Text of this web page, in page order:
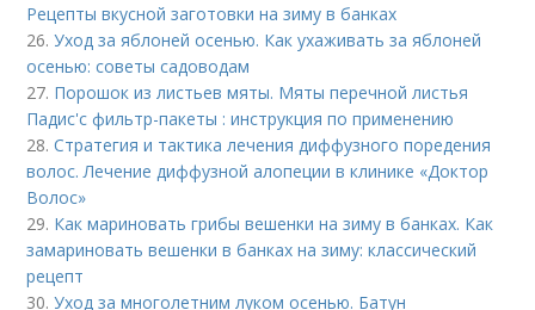
Рецепты вкусной заготовки на зиму в банках
26.Уход за яблоней осенью. Как ухаживать за яблоней
осенью: советы садоводам
27. Порошок из листьев мяты. Мяты перечной листья
Падис'с фильтр-пакеты : инструкция по применению
28.Стратегия и тактика лечения диффузного поредения
волос. Лечение диффузной алопеции в клинике «Доктор
Волос»
29. Как мариновать грибы вешенки на зиму в банках. Как
замариновать вешенки в банках на зиму: классический
рецепт
30.Уход за многолетним луком осенью. Батун